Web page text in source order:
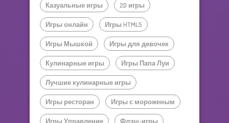
Казуальные игры 2D игры
Игры онлайн Игры HTML5
Игры Мышкой Игры для девочек
Кулинарные игры Игры Папа Луи
Лучшие кулинарные игры
Игры ресторан Игры с мороженым
Игры Управление Флэш-игры